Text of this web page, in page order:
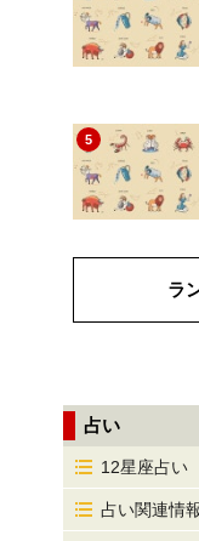
5
ラ
占い
12星座占い
占い関連情